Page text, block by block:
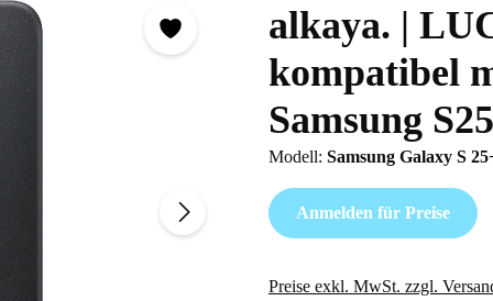
Durchschnittliche Bewertung
alkaya. |
kompatibel
Samsung
Modell: Samsung Galaxy S
Anmelden für Preise
Preise exkl. MwSt. zzgl.